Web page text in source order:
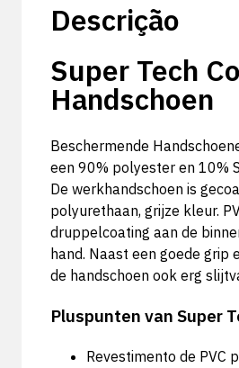
Descrição
Super Tech
Handschoen
Beschermende
een 90% polyester en 10%
De werkhandschoen is
polyurethaan, grijze kleur.
druppelcoating aan de
hand. Naast een goede grip
de handschoen ook erg
Pluspunten van Super
Revestimento de PVC